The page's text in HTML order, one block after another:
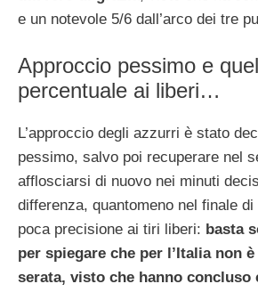
e un notevole 5/6 dall’arco dei tre
Approccio pessimo e
percentuale ai liberi…
L’approccio degli azzurri è stato
pessimo, salvo poi recuperare nel
afflosciarsi di nuovo nei minuti
differenza, quantomeno nel finale
poca precisione ai tiri liberi: basta
per spiegare che per l’Italia non
serata, visto che hanno concluso